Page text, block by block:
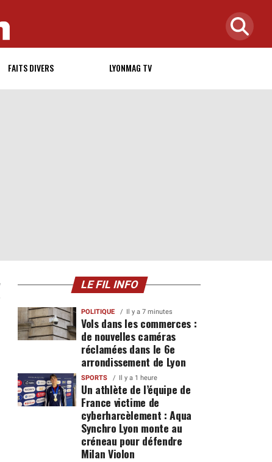
FAITS DIVERS LYONMAG TV
LE FIL INFO
POLITIQUE Il y a 7 minutes
Vols dans les commerces :
de nouvelles caméras
réclamées dans le 6e
arrondissement de Lyon
SPORTS Il y a 1 heure
Un athlète de l’équipe de
France victime de
cyberharcèlement : Aqua
Synchro Lyon monte au
créneau pour défendre
Milan Violon